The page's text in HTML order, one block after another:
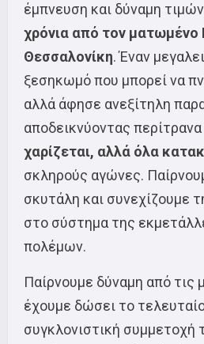
έμπνευση και δύναμη
χρόνια από τον ματωμένο
Θεσσαλονίκη. Έναν
ξεσηκωμό που μπορεί να
αλλά άφησε ανεξίτηλη
αποδεικνύοντας
χαρίζεται, αλλά όλα
σκληρούς αγώνες.
σκυτάλη και συνεχίζουμε
στο σύστημα της
πολέμων.
Παίρνουμε δύναμη από τις
έχουμε δώσει το
συγκλονιστική συμμετοχή